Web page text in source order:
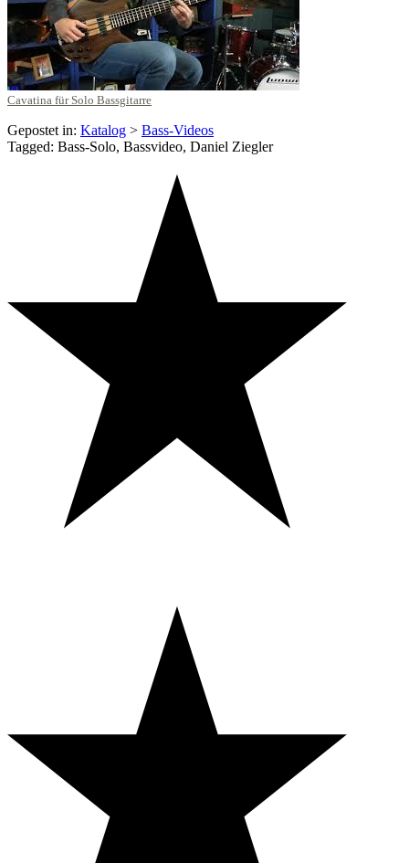
Cavatina für Solo Bassgitarre
Gepostet in: Katalog > Bass-Videos
Tagged: Bass-Solo, Bassvideo, Daniel Ziegler